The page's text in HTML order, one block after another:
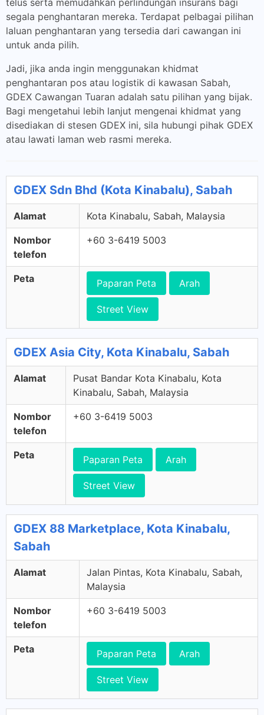
telus serta memudahkan perlindungan insurans bagi
segala penghantaran mereka. Terdapat pelbagai pilihan
laluan penghantaran yang tersedia dari cawangan ini
untuk anda pilih.
Jadi, jika anda ingin menggunakan khidmat
penghantaran pos atau logistik di kawasan Sabah,
GDEX Cawangan Tuaran adalah satu pilihan yang bijak.
Bagi mengetahui lebih lanjut mengenai khidmat yang
disediakan di stesen GDEX ini, sila hubungi pihak GDEX
atau lawati laman web rasmi mereka.
GDEX Sdn Bhd (Kota Kinabalu), Sabah
Alamat Kota Kinabalu, Sabah, Malaysia
Nombor
telefon
+60 3-6419 5003
Peta Paparan Peta Arah
Street View
GDEX Asia City, Kota Kinabalu, Sabah
Alamat
Pusat Bandar Kota Kinabalu, Kota
Kinabalu, Sabah, Malaysia
Nombor
telefon
+60 3-6419 5003
Peta Paparan Peta Arah
Street View
GDEX 88 Marketplace, Kota Kinabalu,
Sabah
Alamat
Jalan Pintas, Kota Kinabalu, Sabah,
Malaysia
Nombor
telefon
+60 3-6419 5003
Peta Paparan Peta Arah
Street View